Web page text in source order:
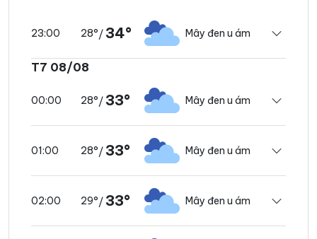
23:00 28°/ 34° Mây đen u ám
T7 08/08
00:00 28°/ 33° Mây đen u ám
01:00 28°/ 33° Mây đen u ám
02:00 29°/ 33° Mây đen u ám